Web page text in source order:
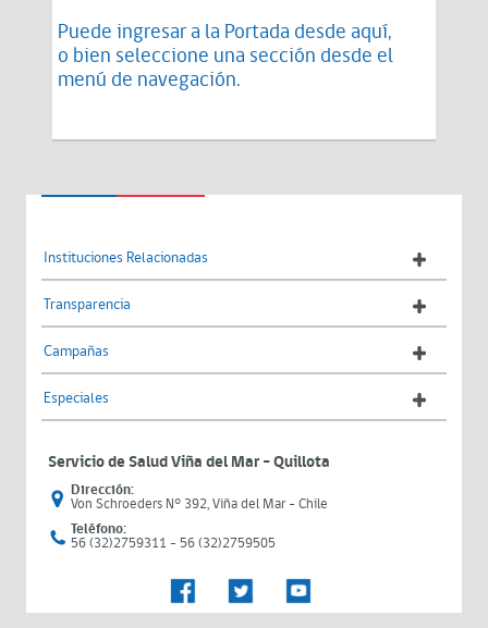
Puede ingresar a la Portada desde aquí,
o bien seleccione una sección desde el
menú de navegación.
Instituciones Relacionadas
Transparencia
Campañas
Especiales
Servicio de Salud Viña del Mar – Quillota
Dirección:
Von Schroeders N° 392, Viña del Mar - Chile
Teléfono:
56 (32)2759311 - 56 (32)2759505